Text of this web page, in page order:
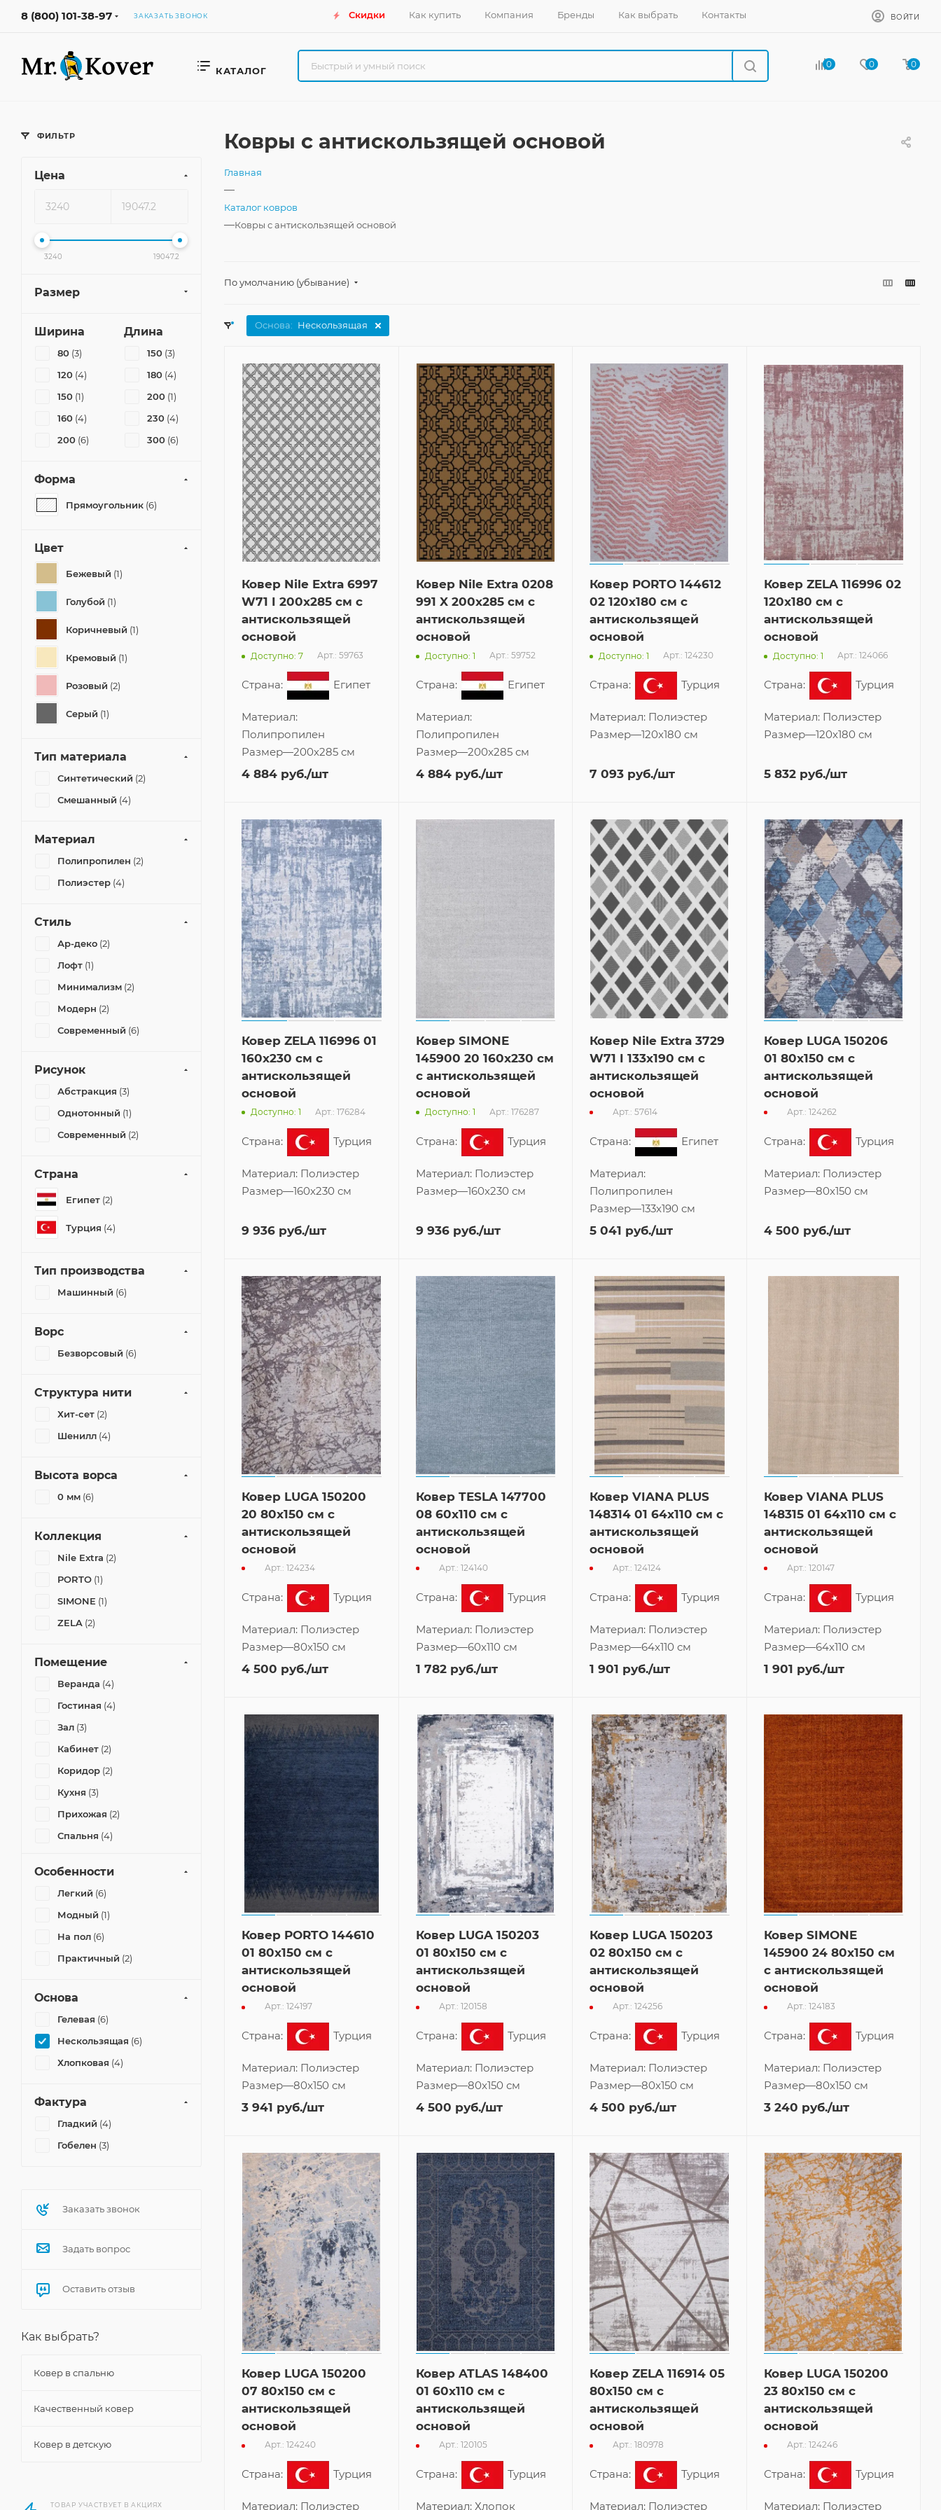
8 (800) 101-38-97 ЗАКАЗАТЬ ЗВОНОК Скидки Как купить Компания Бренды Как выбрать Контакты ВОЙТИ
КАТАЛОГ
0 0 0
Ковры с антискользящей основой
Главная
—
Каталог ковров
—Ковры с антискользящей основой
По умолчанию (убывание)
Основа: Нескользящая
Ковер Nile Extra 6997
W71 I 200x285 см с
антискользящей
основой
Доступно: 7 Арт.: 59763
Страна: Египет
Материал:
Полипропилен
Размер—200x285 см
4 884 руб./шт
Ковер Nile Extra 0208
991 X 200x285 см с
антискользящей
основой
Доступно: 1 Арт.: 59752
Страна: Египет
Материал:
Полипропилен
Размер—200x285 см
4 884руб./шт
Ковер PORTO 144612
02 120x180 см с
антискользящей
основой
Доступно: 1 Арт.: 124230
Страна: Турция
Материал: Полиэстер
Размер—120x180 см
7 093 руб./шт
Ковер ZELA 116996 02
120x180 см с
антискользящей
основой
Доступно: 1 Арт.: 124066
Страна: Турция
Материал: Полиэстер
Размер—120x180 см
5 832руб./шт
Ковер ZELA 116996 01
160x230 см с
антискользящей
основой
Доступно: 1 Арт.: 176284
Страна: Турция
Материал: Полиэстер
Размер—160x230 см
9 936 руб./шт
Ковер SIMONE
145900 20 160x230 см
с антискользящей
основой
Доступно: 1 Арт.: 176287
Страна: Турция
Материал: Полиэстер
Размер—160x230 см
9 936руб./шт
Ковер Nile Extra 3729
W71 I 133x190 см с
антискользящей
основой
Арт.: 57614
Страна: Египет
Материал:
Полипропилен
Размер—133x190 см
5 041 руб./шт
Ковер LUGA 150206
01 80x150 см с
антискользящей
основой
Арт.: 124262
Страна: Турция
Материал: Полиэстер
Размер—80x150 см
4 500 руб./шт
Ковер LUGA 150200
20 80x150 см с
антискользящей
основой
Арт.: 124234
Страна: Турция
Материал: Полиэстер
Размер—80x150 см
4 500 руб./шт
Ковер TESLA 147700
08 60x110 см с
антискользящей
основой
Арт.: 124140
Страна: Турция
Материал: Полиэстер
Размер—60x110 см
1 782руб./шт
Ковер VIANA PLUS
148314 01 64x110 см с
антискользящей
основой
Арт.: 124124
Страна: Турция
Материал: Полиэстер
Размер—64x110 см
1 901 руб./шт
Ковер VIANA PLUS
148315 01 64x110 см с
антискользящей
основой
Арт.: 120147
Страна: Турция
Материал: Полиэстер
Размер—64x110 см
1 901 руб./шт
Ковер PORTO 144610
01 80x150 см с
антискользящей
основой
Арт.: 124197
Страна: Турция
Материал: Полиэстер
Размер—80x150 см
3 941 руб./шт
Ковер LUGA 150203
01 80x150 см с
антискользящей
основой
Арт.: 120158
Страна: Турция
Материал: Полиэстер
Размер—80x150 см
4 500 руб./шт
Ковер LUGA 150203
02 80x150 см с
антискользящей
основой
Арт.: 124256
Страна: Турция
Материал: Полиэстер
Размер—80x150 см
4 500 руб./шт
Ковер SIMONE
145900 24 80x150 см
с антискользящей
основой
Арт.: 124183
Страна: Турция
Материал: Полиэстер
Размер—80x150 см
3 240 руб./шт
Ковер LUGA 150200
07 80x150 см с
антискользящей
основой
Арт.: 124240
Страна: Турция
Материал: Полиэстер
Ковер ATLAS 148400
01 60x110 см с
антискользящей
основой
Арт.: 120105
Страна: Турция
Материал: Хлопок
Ковер ZELA 116914 05
80x150 см с
антискользящей
основой
Арт.: 180978
Страна: Турция
Материал: Полиэстер
Ковер LUGA 150200
23 80x150 см с
антискользящей
основой
Арт.: 124246
Страна: Турция
Материал: Полиэстер
ФИЛЬТР
Цена
3240 19047.2
Размер
Ширина
80 (3)
120 (4)
150 (1)
160 (4)
200 (6)
Длина
150 (3)
180 (4)
200 (1)
230 (4)
300 (6)
Форма
Прямоугольник (6)
Цвет
Бежевый (1)
Голубой (1)
Коричневый (1)
Кремовый (1)
Розовый (2)
Серый (1)
Тип материала
Синтетический (2)
Смешанный (4)
Материал
Полипропилен (2)
Полиэстер (4)
Стиль
Ар-деко (2)
Лофт (1)
Минимализм (2)
Модерн (2)
Современный (6)
Рисунок
Абстракция (3)
Однотонный (1)
Современный (2)
Страна
Египет (2)
Турция (4)
Тип производства
Машинный (6)
Ворс
Безворсовый (6)
Структура нити
Хит-сет (2)
Шенилл (4)
Высота ворса
0 мм (6)
Коллекция
Nile Extra (2)
PORTO (1)
SIMONE (1)
ZELA (2)
Помещение
Веранда (4)
Гостиная (4)
Зал (3)
Кабинет (2)
Коридор (2)
Кухня (3)
Прихожая (2)
Спальня (4)
Офис (1)
Особенности
Легкий (6)
Модный (1)
На пол (6)
Практичный (2)
Основа
Гелевая (6)
Нескользящая (6)
Хлопковая (4)
Фактура
Гладкий (4)
Гобелен (3)
Заказать звонок
Задать вопрос
Оставить отзыв
Как выбрать?
Ковер в спальню
Качественный ковер
Ковер в детскую
ТОВАР УЧАСТВУЕТ В АКЦИЯХ